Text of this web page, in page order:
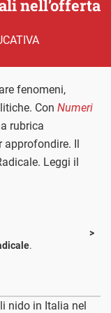
nell’offerta
fenomeni,
Con Numeri
rubrica
approfondire. Il
Leggi il
.
nido in Italia nel